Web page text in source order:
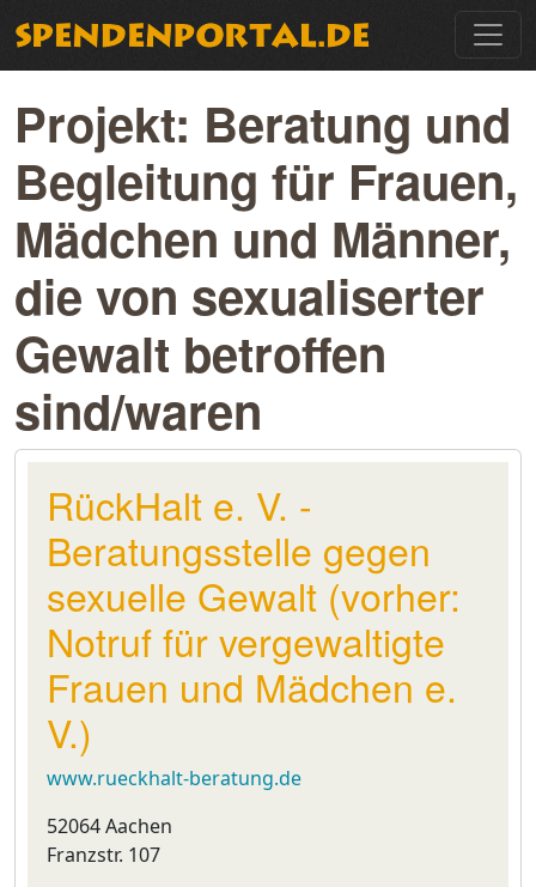
Projekt: Beratung und
Begleitung für Frauen,
Mädchen und Männer,
die von sexualiserter
Gewalt betroffen
sind/waren
RückHalt e. V. -
Beratungsstelle gegen
sexuelle Gewalt (vorher:
Notruf für vergewaltigte
Frauen und Mädchen e.
V.)
www.rueckhalt-beratung.de
52064 Aachen
Franzstr. 107